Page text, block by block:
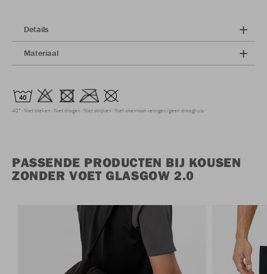
Details
Materiaal
40° Niet bleken Niet drogen Niet strijken Niet chemisch reinigen/geen droogkuis
PASSENDE PRODUCTEN BIJ KOUSEN
ZONDER VOET GLASGOW 2.0